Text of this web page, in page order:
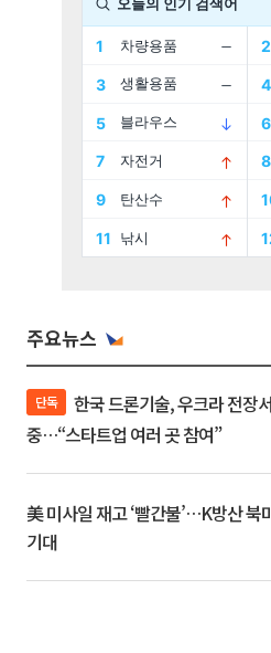
주요뉴스
단독
중…“스타트업 여러 곳 참여”
美 미사일 재고 ‘빨간불’…K방산 북
기대